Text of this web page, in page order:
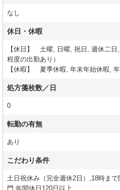
なし
休日・休暇
【休日】 土曜, 日曜, 祝日, 週休二
程度の出勤あり）
【休暇】 夏季休暇, 年末年始休暇,
処方箋枚数／日
0
転勤の有無
あり
こだわり条件
土日祝休み（完全週休2日）,18時ま
門,年間休日120日以上